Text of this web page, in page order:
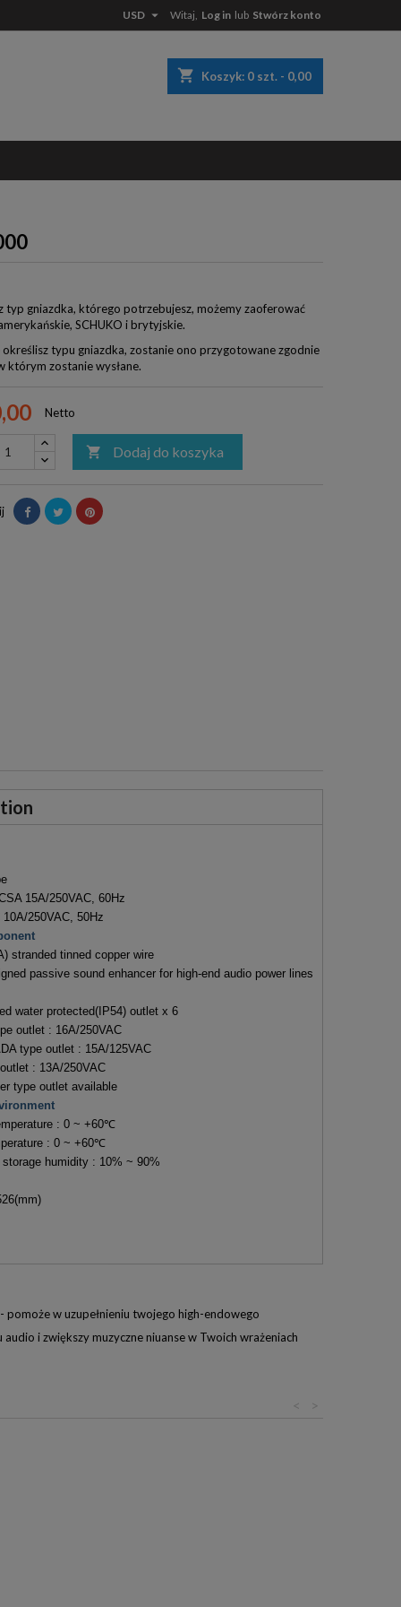
Witaj, Log in lub Stwórz konto
USD 
shopping_cart Koszyk: 0 szt. - 0,00
typ gniazdka, którego potrzebujesz, możemy zaoferować
SCHUKO i brytyjskie.
określisz typu gniazdka, zostanie ono przygotowane zgodnie
którym zostanie wysłane.
Netto
 Dodaj do koszyka
15A/250VAC, 60Hz
250VAC, 50Hz
stranded tinned copper wire
passive sound enhancer for high-end audio power lines
water protected(IP54) outlet x 6
outlet : 16A/250VAC
type outlet : 15A/125VAC
: 13A/250VAC
type outlet available
: 0 ~ +60℃
: 0 ~ +60℃
humidity : 10% ~ 90%
w uzupełnieniu twojego high-endowego
i zwiększy muzyczne niuanse w Twoich wrażeniach
>
<